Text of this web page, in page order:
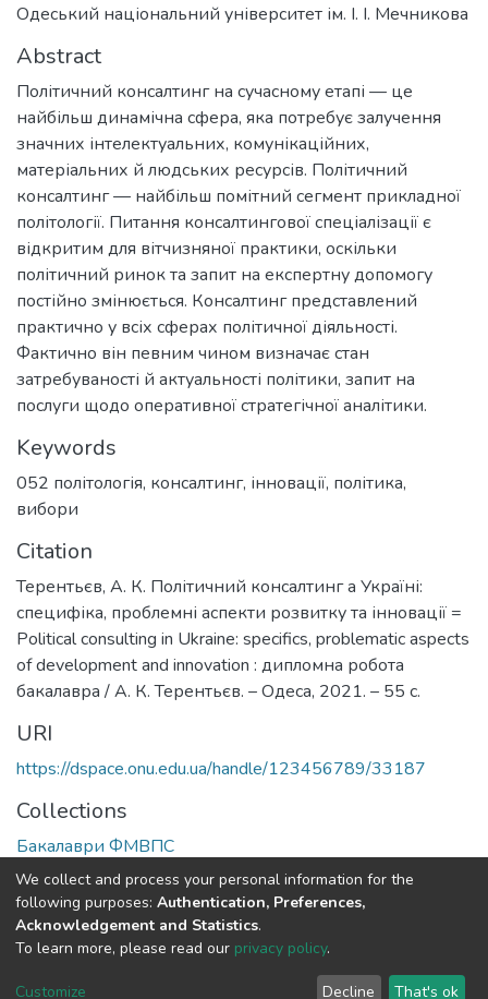
Одеський національний університет ім. І. І. Мечникова
Abstract
Політичний консалтинг на сучасному етапі — це
найбільш динамічна сфера, яка потребує залучення
значних інтелектуальних, комунікаційних,
матеріальних й людських ресурсів. Політичний
консалтинг — найбільш помітний сегмент прикладної
політології. Питання консалтингової спеціалізації є
відкритим для вітчизняної практики, оскільки
політичний ринок та запит на експертну допомогу
постійно змінюється. Консалтинг представлений
практично у всіх сферах політичної діяльності.
Фактично він певним чином визначає стан
затребуваності й актуальності політики, запит на
послуги щодо оперативної стратегічної аналітики.
Keywords
052 політологія, консалтинг, інновації, політика,
вибори
Citation
Терентьєв, А. К. Політичний консалтинг а Україні:
специфіка, проблемні аспекти розвитку та інновації =
Political consulting in Ukraine: specifics, problematic aspects
of development and innovation : дипломна робота
бакалавра / А. К. Терентьєв. – Одеса, 2021. – 55 с.
URI
https://dspace.onu.edu.ua/handle/123456789/33187
Collections
Бакалаври ФМВПС
Full item page
DSpace software copyright © 2009-2026
Cookie End User Send
We collect and process your personal information for the
following purposes: Authentication, Preferences,
Acknowledgement and Statistics.
To learn more, please read our privacy policy.
Customize Decline That's ok